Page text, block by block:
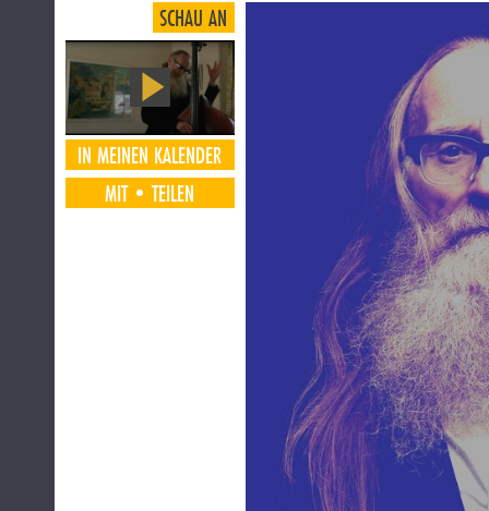
SCHAU AN
IN MEINEN KALENDER
MIT•TEILEN